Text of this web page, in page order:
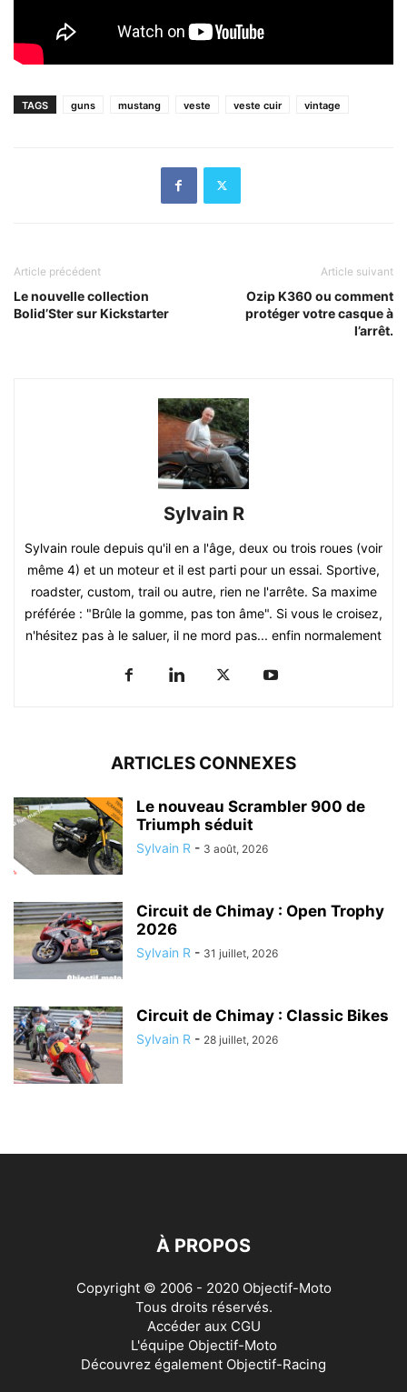
TAGS guns mustang veste veste cuir vintage
Article précédent
Le nouvelle collection
Bolid’Ster sur Kickstarter
Article suivant
Ozip K360 ou comment
protéger votre casque à
l’arrêt.
Sylvain R
Sylvain roule depuis qu'il en a l'âge, deux ou trois roues (voir
même 4) et un moteur et il est parti pour un essai. Sportive,
roadster, custom, trail ou autre, rien ne l'arrête. Sa maxime
préférée : "Brûle la gomme, pas ton âme". Si vous le croisez,
n'hésitez pas à le saluer, il ne mord pas... enfin normalement
ARTICLES CONNEXES
Le nouveau Scrambler 900 de
Triumph séduit
Sylvain R - 3 août, 2026
Circuit de Chimay : Open Trophy
2026
Sylvain R - 31 juillet, 2026
Circuit de Chimay : Classic Bikes
Sylvain R - 28 juillet, 2026
À PROPOS
Copyright © 2006 - 2020 Objectif-Moto
Tous droits réservés.
Accéder aux CGU
L'équipe Objectif-Moto
Découvrez également Objectif-Racing